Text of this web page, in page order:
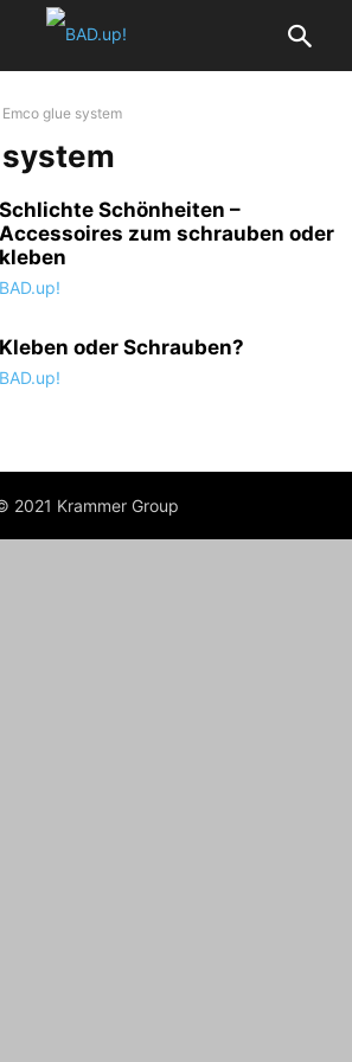
Emco glue system
Schlichte Schönheiten –
Accessoires zum schrauben oder
kleben
BAD.up!
Kleben oder Schrauben?
BAD.up!
2021 Krammer Group